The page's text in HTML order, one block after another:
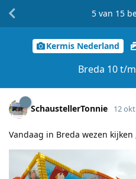
Kermis Nederland
Breda 10 t/
5 van 15
SchaustellerTonnie 12
Vandaag in Breda wezen